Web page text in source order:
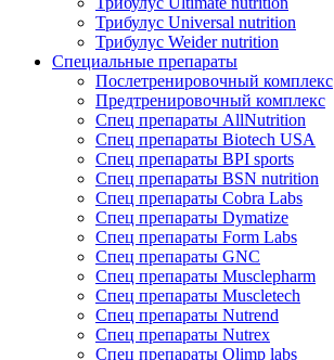
Трибулус Universal nutrition
Трибулус Weider nutrition
Специальные препараты
Послетренировочный комплекс
Предтренировочный комплекс
Спец препараты AllNutrition
Спец препараты Biotech USA
Спец препараты BPI sports
Спец препараты BSN nutrition
Спец препараты Cobra Labs
Спец препараты Dymatize
Спец препараты Form Labs
Спец препараты GNC
Спец препараты Musclepharm
Спец препараты Muscletech
Спец препараты Nutrend
Спец препараты Nutrex
Спец препараты Olimp labs